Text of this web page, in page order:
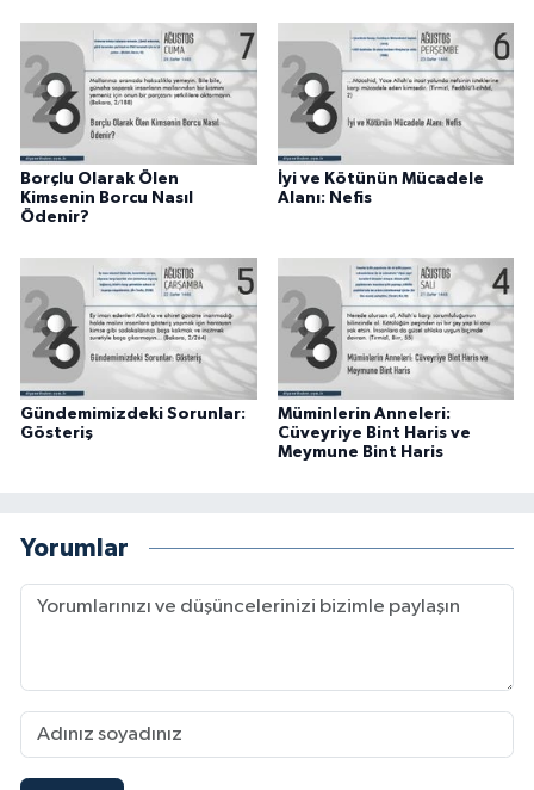
Borçlu Olarak Ölen
Kimsenin Borcu Nasıl
Ödenir?
İyi ve Kötünün Mücadele
Alanı: Nefis
Gündemimizdeki Sorunlar:
Gösteriş
Müminlerin Anneleri:
Cüveyriye Bint Haris ve
Meymune Bint Haris
Yorumlar
Karaman Müftülüğü
Kars Müftülüğü
Kastamonu Müftülüğü
Kayseri Müftülüğü
Kilis Müftülüğü
Kırıkkale Müftülüğü
Kırklareli Müftülüğü
Konya Müftülüğü
Manisa Müftülüğü